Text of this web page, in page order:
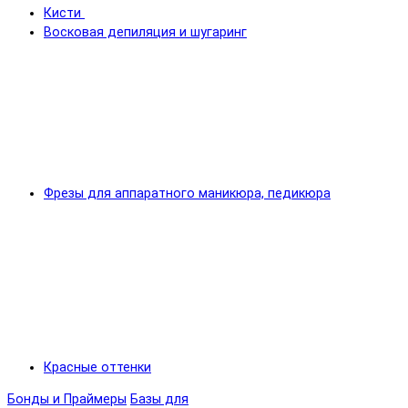
Кисти
Восковая депиляция и шугаринг
Фрезы для аппаратного маникюра, педикюра
Красные оттенки
Бонды и Праймеры Базы для